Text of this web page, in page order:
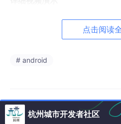
请联系我获取更详细的演示视频
具体实现截图
点击阅读
# android
杭州城市开发者社区